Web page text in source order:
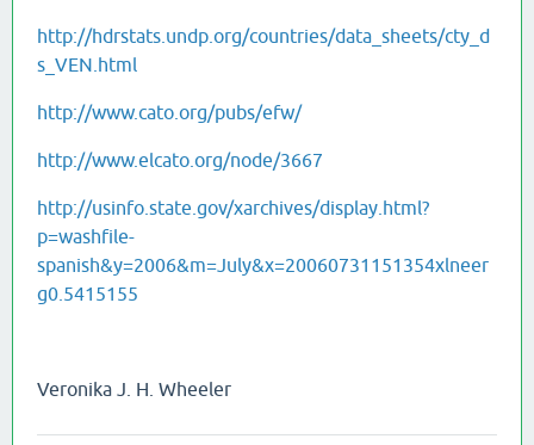
http://hdrstats.undp.org/countries/data_sheets/cty_d
s_VEN.html
http://www.cato.org/pubs/efw/
http://www.elcato.org/node/3667
http://usinfo.state.gov/xarchives/display.html?
p=washfile-
spanish&y=2006&m=July&x=20060731151354xlneer
g0.5415155
Veronika J. H. Wheeler